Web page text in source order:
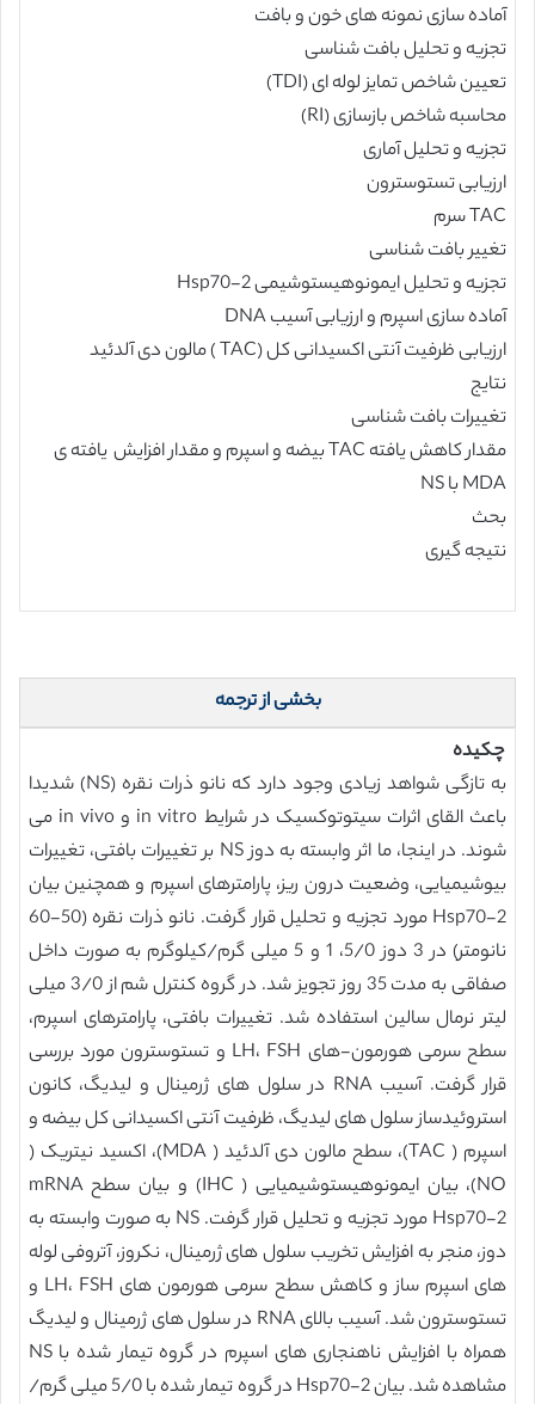
آماده سازی نمونه های خون و بافت
تجزیه و تحلیل بافت شناسی
تعیین شاخص تمایز لوله ای (TDI)
محاسبه شاخص بازسازی (RI)
تجزیه و تحلیل آماری
ارزیابی تستوسترون
TAC سرم
تغییر بافت شناسی
تجزیه و تحلیل ایمونوهیستوشیمی Hsp70-2
آماده سازی اسپرم و ارزیابی آسیب DNA
ارزیابی ظرفیت آنتی اکسیدانی کل (TAC ) مالون دی آلدئید
نتایج
تغییرات بافت شناسی
مقدار کاهش یافته TAC بیضه و اسپرم و مقدار افزایش یافته ی
MDA با NS
بحث
نتیجه گیری
بخشی از ترجمه
چکیده
به تازگی شواهد زیادی وجود دارد که نانو ذرات نقره (NS) شدیدا
باعث القای اثرات سیتوتوکسیک در شرایط in vitro و in vivo می
شوند. در اینجا، ما اثر وابسته به دوز NS بر تغییرات بافتی، تغییرات
بیوشیمیایی، وضعیت درون ریز، پارامترهای اسپرم و همچنین بیان
Hsp70-2 مورد تجزیه و تحلیل قرار گرفت. نانو ذرات نقره (50-60
نانومتر) در 3 دوز 5/0، 1 و 5 میلی گرم/کیلوگرم به صورت داخل
صفاقی به مدت 35 روز تجویز شد. در گروه کنترل شم از 3/0 میلی
لیتر نرمال سالین استفاده شد. تغییرات بافتی، پارامترهای اسپرم،
سطح سرمی هورمون-های LH، FSH و تستوسترون مورد بررسی
قرار گرفت. آسیب RNA در سلول های ژرمینال و لیدیگ، کانون
استروئیدساز سلول های لیدیگ، ظرفیت آنتی اکسیدانی کل بیضه و
اسپرم ( TAC)، سطح مالون دی آلدئید ( MDA)، اکسید نیتریک (
NO)، بیان ایمونوهیستوشیمیایی ( IHC) و بیان سطح mRNA
Hsp70-2 مورد تجزیه و تحلیل قرار گرفت. NS به صورت وابسته به
دوز، منجر به افزایش تخریب سلول های ژرمینال، نکروز، آتروفی لوله
های اسپرم ساز و کاهش سطح سرمی هورمون های LH، FSH و
تستوسترون شد. آسیب بالای RNA در سلول های ژرمینال و لیدیگ
همراه با افزایش ناهنجاری های اسپرم در گروه تیمار شده با NS
مشاهده شد. بیان Hsp70-2 در گروه تیمار شده با 5/0 میلی گرم/